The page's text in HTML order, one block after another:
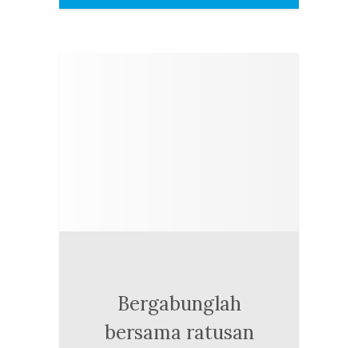
Bergabunglah
bersama ratusan